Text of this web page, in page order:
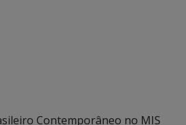
Contemporâneo no MIS